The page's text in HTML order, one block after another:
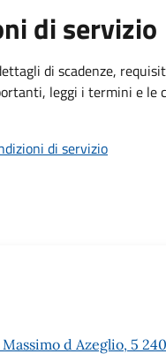
di servizio
di scadenze,
leggi i termini e le
di servizio
d Azeglio, 5